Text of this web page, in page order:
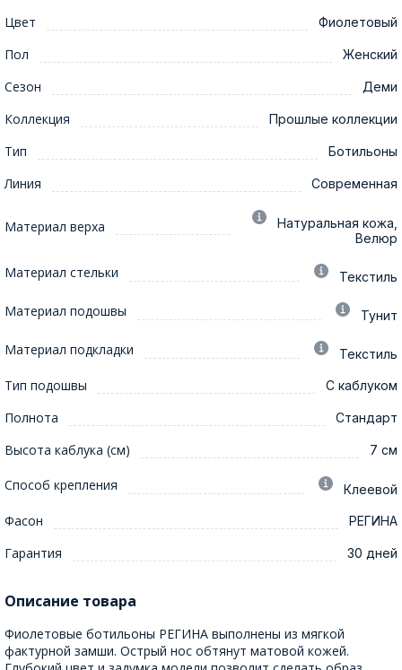
Цвет Фиолетовый
Пол Женский
Сезон Деми
Коллекция Прошлые коллекции
Тип Ботильоны
Линия Современная
Материал верха
Натуральная кожа,
Велюр
Материал стельки Текстиль
Материал подошвы Тунит
Материал подкладки Текстиль
Тип подошвы С каблуком
Полнота Стандарт
Высота каблука (см) 7 см
Способ крепления Клеевой
Фасон РЕГИНА
Гарантия 30 дней
Описание товара
Фиолетовые ботильоны РЕГИНА выполнены из мягкой
фактурной замши. Острый нос обтянут матовой кожей.